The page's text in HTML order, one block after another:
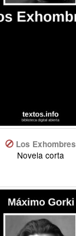
Los Exhombres
Novela corta